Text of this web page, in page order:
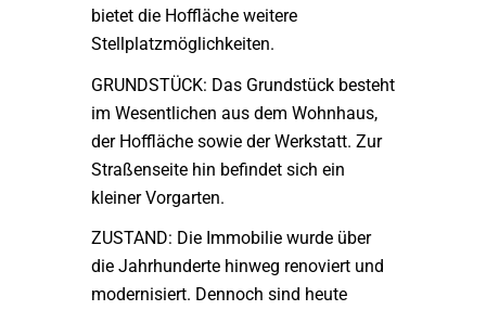
bietet die Hoffläche weitere
Stellplatzmöglichkeiten.
GRUNDSTÜCK: Das Grundstück besteht
im Wesentlichen aus dem Wohnhaus,
der Hoffläche sowie der Werkstatt. Zur
Straßenseite hin befindet sich ein
kleiner Vorgarten.
ZUSTAND: Die Immobilie wurde über
die Jahrhunderte hinweg renoviert und
modernisiert. Dennoch sind heute